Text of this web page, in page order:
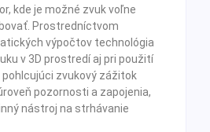
kde je možné zvuk voľne
Prostredníctvom
výpočtov technológia
v 3D prostredí aj pri použití
zvukový zážitok
pozornosti a zapojenia,
nástroj na strhávanie